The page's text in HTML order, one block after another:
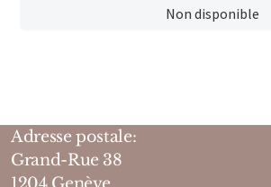
Non disponible
Adresse postale:
Grand-Rue 38
Pour Elle